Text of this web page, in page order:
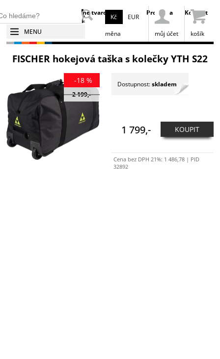
Broušení
bruslí
Tepelné tvarování
bruslí
Prodejna Kontakt
MENU
Kč
EUR
měna
můj účet košík
FISCHER hokejová taška s kolečky YTH S22
-18 %
2 199,-
Dostupnost:skladem
1 799,- KOUPIT
Cena bez DPH 21%: 1 486,78| PID
32892